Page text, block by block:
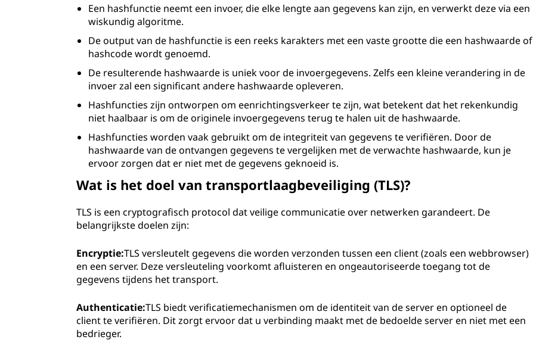
Een hashfunctie neemt een invoer, die elke lengte aan gegevens kan zijn, en verwerkt deze via een
wiskundig algoritme.
De output van de hashfunctie is een reeks karakters met een vaste grootte die een hashwaarde of
hashcode wordt genoemd.
De resulterende hashwaarde is uniek voor de invoergegevens. Zelfs een kleine verandering in de
invoer zal een significant andere hashwaarde opleveren.
Hashfuncties zijn ontworpen om eenrichtingsverkeer te zijn, wat betekent dat het rekenkundig
niet haalbaar is om de originele invoergegevens terug te halen uit de hashwaarde.
Hashfuncties worden vaak gebruikt om de integriteit van gegevens te verifiëren. Door de
hashwaarde van de ontvangen gegevens te vergelijken met de verwachte hashwaarde, kun je
ervoor zorgen dat er niet met de gegevens geknoeid is.
Wat is het doel van transportlaagbeveiliging (TLS)?
TLS is een cryptografisch protocol dat veilige communicatie over netwerken garandeert. De
belangrijkste doelen zijn:
Encryptie:TLS versleutelt gegevens die worden verzonden tussen een client (zoals een webbrowser)
en een server. Deze versleuteling voorkomt afluisteren en ongeautoriseerde toegang tot de
gegevens tijdens het transport.
Authenticatie:TLS biedt verificatiemechanismen om de identiteit van de server en optioneel de
client te verifiëren. Dit zorgt ervoor dat u verbinding maakt met de bedoelde server en niet met een
bedrieger.